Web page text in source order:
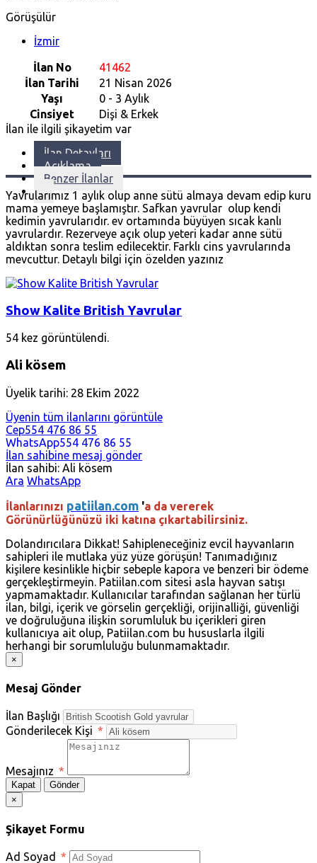
Görüşülür
İzmir
İlan No
41462
İlan Tarihi
21 Nisan 2026
Yaşı
0 - 3 Aylık
Cinsiyet
Dişi & Erkek
İlan ile ilgili şikayetim var
İlan Detayları
Açıklama
Benzer İlanlar
Yavrularımız 1 aylık olup anne sütü almaya devam edip kuru
mama yemeye başlamıştır. Safkan yavrular olup kendi
kedimin yavrularıdır. ev ortamında büyüyen sıcak kanlı
yavrulardır. Rezerveye açık olup yeteri kadar anne sütü
aldıktan sonra teslim edilecektir. Farklı cins yavrularında
mevcuttur. Detaylı bilgi için özelden yazınız
Show Kalite British Yavrular
54 kez görüntülendi.
Ali kösem
Üyelik tarihi: 28 Ekim 2022
Üyenin tüm ilanlarını görüntüle
Cep554 476 86 55
WhatsApp554 476 86 55
İlan sahibine mesaj gönder
İlan sahibi: Ali kösem
Ara WhatsApp
İlanlarınızı patiilan.com 'a da vererek
Görünürlüğünüzü iki katına çıkartabilirsiniz.
Dolandırıcılara Dikkat! Sahipleneceğiniz evcil hayvanların
sahipleri ile mutlaka yüz yüze görüşün! Tanımadığınız
kişilere kesinlikle hiçbir sebeple kapora ve benzeri bir ödeme
gerçekleştirmeyin. Patiilan.com sitesi asla hayvan satışı
yapmamaktadır. Kullanıcılar tarafından sağlanan her türlü
ilan, bilgi, içerik ve görselin gerçekliği, orijinalliği, güvenliği
ve doğruluğuna ilişkin sorumluluk bu içerikleri giren
kullanıcıya ait olup, Patiilan.com bu hususlarla ilgili
herhangi bir sorumluluğu bulunmamaktadır.
×
Mesaj Gönder
İlan Başlığı
Gönderilecek Kişi *
Mesajınız *
Kapat
Gönder
×
Şikayet Formu
Ad Soyad *